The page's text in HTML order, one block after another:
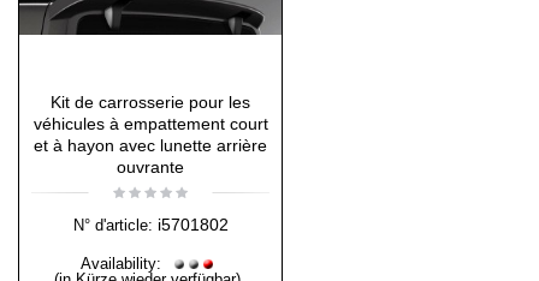
Kit de carrosserie pour les
véhicules à empattement court
et à hayon avec lunette arrière
ouvrante
N° d'article: i5701802
Availability: